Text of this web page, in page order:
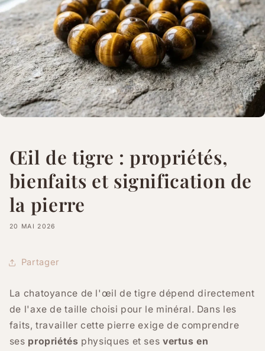
Œil de tigre : propriétés,
bienfaits et signification de
la pierre
20 MAI 2026
Partager
La chatoyance de l'œil de tigre dépend directement
de l'axe de taille choisi pour le minéral. Dans les
faits, travailler cette pierre exige de comprendre
ses propriétés physiques et ses vertus en